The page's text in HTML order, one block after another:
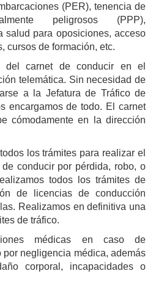
(PER), tenencia de
peligrosos (PPP),
salud para oposiciones, acceso
cursos de formación, etc.
del carnet de conducir en el
telemática. Sin necesidad de
a la Jefatura de Tráfico de
encargamos de todo. El carnet
cómodamente en la dirección
los trámites para realizar el
conducir por pérdida, robo, o
todos los trámites de
de licencias de conducción
Realizamos en definitiva una
de tráfico.
médicas en caso de
por negligencia médica, además
corporal, incapacidades o